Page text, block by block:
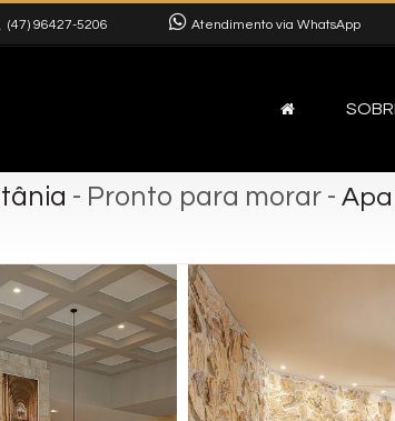
(47) 96427-5206 Atendimento via WhatsApp
- Pronto para morar -